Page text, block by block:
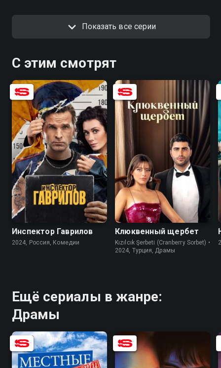
Показать все серии
С этим смотрят
8.2 7.5
Инспектор Гаврилов
2024, Россия, Комедии
8.5 5.4
Клюквенный щербет
Kızılcık Şerbeti (Cranberry Sorbet) •
2024, Турция, Драмы
Ещё сериалы в жанре:
Драмы